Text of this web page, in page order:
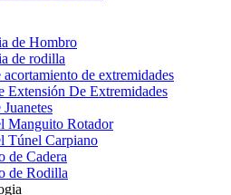
de Hombro
de rodilla
de extremidades
Extensión De Extremidades
Manguito Rotador
Túnel Carpiano
de Cadera
de Rodilla